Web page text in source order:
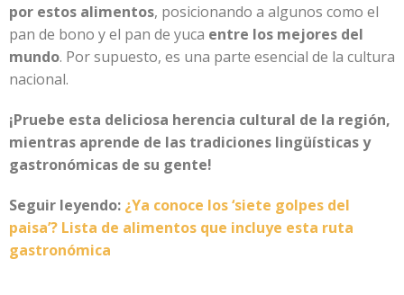
por estos alimentos, posicionando a algunos como el
pan de bono y el pan de yuca entre los mejores del
mundo. Por supuesto, es una parte esencial de la cultura
nacional.
¡Pruebe esta deliciosa herencia cultural de la región,
mientras aprende de las tradiciones lingüísticas y
gastronómicas de su gente!
Seguir leyendo: ¿Ya conoce los ‘siete golpes del
paisa’? Lista de alimentos que incluye esta ruta
gastronómica